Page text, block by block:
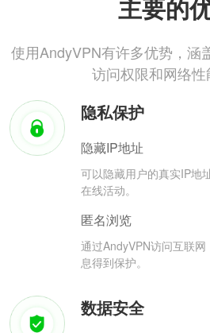
主要的
使用AndyVPN有许多优势，涵
访问权限和网络
隐私保护
隐藏IP地址
可以隐藏用户的真实IP地
在线活动。
匿名浏览
通过AndyVPN访问互联
息得到保护。
数据安全